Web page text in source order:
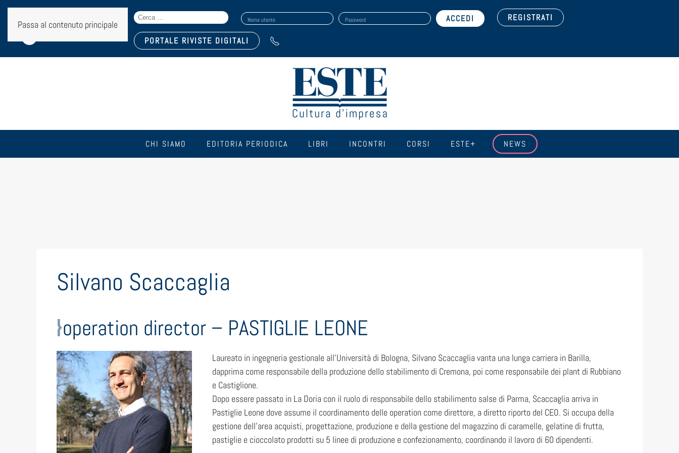
Passa al contenuto principale
Seguici sui social:
Search
for:
Nome utente Password REGISTRATI
PORTALE RIVISTE DIGITALI
CHI SIAMO EDITORIA PERIODICA LIBRI INCONTRI CORSI ESTE+ NEWS
Silvano Scaccaglia
operation director – PASTIGLIE LEONE
Laureato in ingegneria gestionale all’Università di Bologna, Silvano Scaccaglia vanta una lunga carriera in Barilla,
dapprima come responsabile della produzione dello stabilimento di Cremona, poi come responsabile dei plant di Rubbiano
e Castiglione.
Dopo essere passato in La Doria con il ruolo di responsabile dello stabilimento salse di Parma, Scaccaglia arriva in
Pastiglie Leone dove assume il coordinamento delle operation come direttore, a diretto riporto del CEO. Si occupa della
gestione dell’area acquisti, progettazione, produzione e della gestione del magazzino di caramelle, gelatine di frutta,
pastiglie e cioccolato prodotti su 5 linee di produzione e confezionamento, coordinando il lavoro di 60 dipendenti.